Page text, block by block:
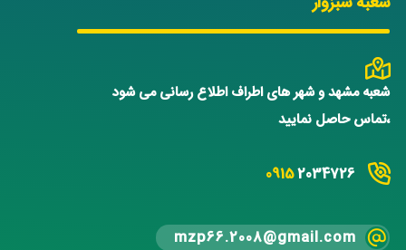
شعبه مشهد و شهر های اطراف اطلاع رسانی می شود
،تماس حاصل نمایید
09152034726
mzp66.2008@gmail.com